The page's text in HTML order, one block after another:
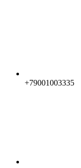
+79001003335